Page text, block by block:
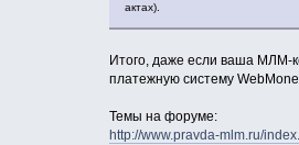
актах).
Итого, даже если ваша МЛМ-
платежную систему
Темы на форуме:
http://www.pravda-mlm.ru/